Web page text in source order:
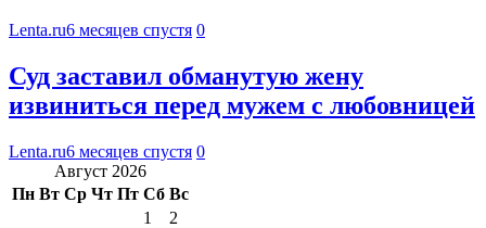
Lenta.ru6 месяцев спустя 0
Суд заставил обманутую жену
извиниться перед мужем с любовницей
Lenta.ru6 месяцев спустя 0
Август 2026
Пн Вт Ср Чт Пт Сб Вс
1
2